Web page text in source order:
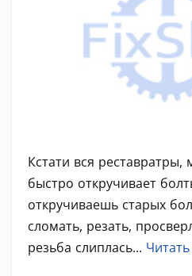
Кстати вся
быстро откручивает
откручиваешь старых
сломать, резать,
резьба слиплась...